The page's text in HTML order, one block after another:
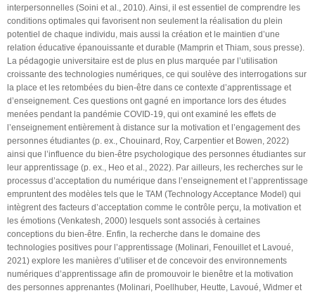
interpersonnelles (Soini et al., 2010). Ainsi, il est essentiel de comprendre les
conditions optimales qui favorisent non seulement la réalisation du plein
potentiel de chaque individu, mais aussi la création et le maintien d’une
relation éducative épanouissante et durable (Mamprin et Thiam, sous presse).
La pédagogie universitaire est de plus en plus marquée par l’utilisation
croissante des technologies numériques, ce qui soulève des interrogations sur
la place et les retombées du bien-être dans ce contexte d’apprentissage et
d’enseignement. Ces questions ont gagné en importance lors des études
menées pendant la pandémie COVID-19, qui ont examiné les effets de
l’enseignement entièrement à distance sur la motivation et l’engagement des
personnes étudiantes (p. ex., Chouinard, Roy, Carpentier et Bowen, 2022)
ainsi que l’influence du bien-être psychologique des personnes étudiantes sur
leur apprentissage (p. ex., Heo et al., 2022). Par ailleurs, les recherches sur le
processus d’acceptation du numérique dans l’enseignement et l’apprentissage
empruntent des modèles tels que le TAM (Technology Acceptance Model) qui
intègrent des facteurs d’acceptation comme le contrôle perçu, la motivation et
les émotions (Venkatesh, 2000) lesquels sont associés à certaines
conceptions du bien-être. Enfin, la recherche dans le domaine des
technologies positives pour l’apprentissage (Molinari, Fenouillet et Lavoué,
2021) explore les manières d’utiliser et de concevoir des environnements
numériques d’apprentissage afin de promouvoir le bienêtre et la motivation
des personnes apprenantes (Molinari, Poellhuber, Heutte, Lavoué, Widmer et